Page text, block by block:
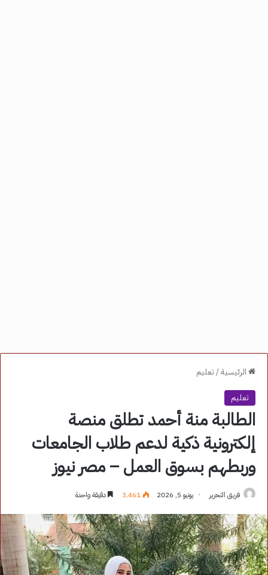
الرئيسية/ تعليم
تعليم
الطالبة منة أحمد تطلق منصة
إلكترونية ذكية لدعم طلاب الجامعات
وربطهم بسوق العمل – مصر نيوز
فريق التحرير يونيو 5, 2026 3٬461 دقيقة واحدة